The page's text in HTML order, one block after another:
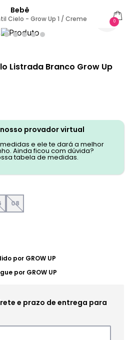
Bebê
Cielo - Grow Up 1 / Creme 0
Listrada Branco Grow Up
provador virtual
e ele te dará a melhor
Ainda ficou com dúvida?
tabela de medidas.
08
por GROW UP
por GROW UP